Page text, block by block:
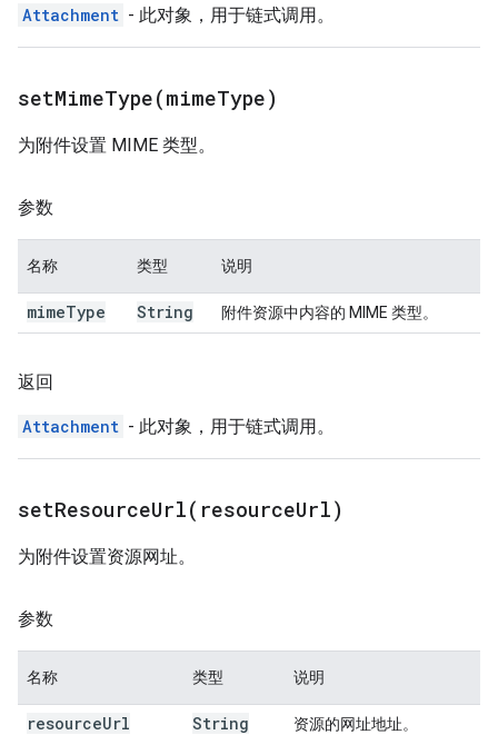
Attachment - 此对象，用于链式调用。
setMimeType(mimeType)
为附件设置 MIME 类型。
参数
名称 类型 说明
mimeType String 附件资源中内容的 MIME 类型。
返回
Attachment - 此对象，用于链式调用。
setResourceUrl( resourceUrl)
为附件设置资源网址。
参数
名称 类型 说明
resourceUrl String 资源的网址地址。